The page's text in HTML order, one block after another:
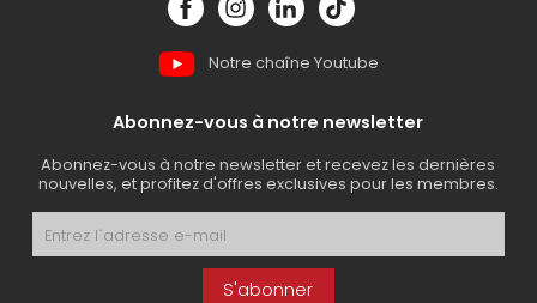
pour réparer et mettre plus en valeur votre bmx.
Notre chaîne Youtube
Abonnez-vous à notre newsletter
Abonnez-vous à notre newsletter et recevez les dernières
nouvelles, et profitez d'offres exclusives pour les membres.
S'abonner